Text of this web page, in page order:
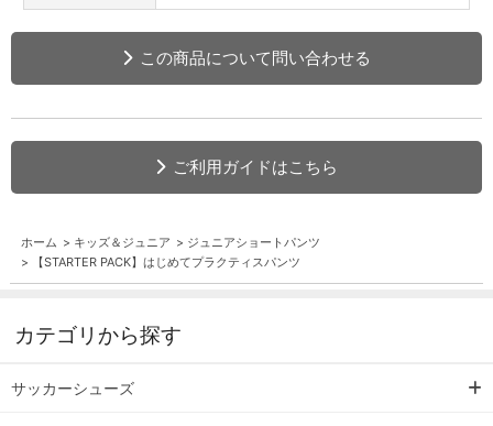
この商品について問い合わせる
ご利用ガイドはこちら
ホーム > キッズ＆ジュニア > ジュニアショートパンツ
>
【STARTER PACK】はじめてプラクティスパンツ
カテゴリから探す
サッカーシューズ